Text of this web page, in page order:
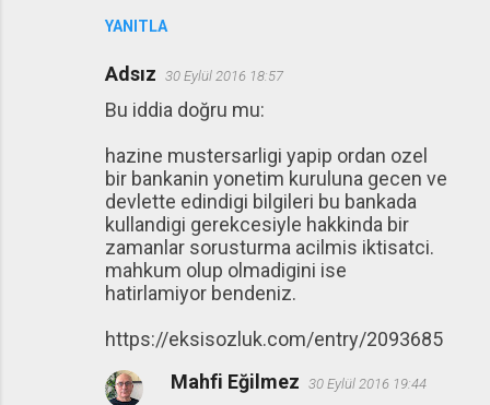
YANITLA
Adsız 30 Eylül 2016 18:57
Bu iddia doğru mu:
hazine mustersarligi yapip ordan ozel
bir bankanin yonetim kuruluna gecen ve
devlette edindigi bilgileri bu bankada
kullandigi gerekcesiyle hakkinda bir
zamanlar sorusturma acilmis iktisatci.
mahkum olup olmadigini ise
hatirlamiyor bendeniz.
https://eksisozluk.com/entry/2093685
Mahfi Eğilmez 30 Eylül 2016 19:44